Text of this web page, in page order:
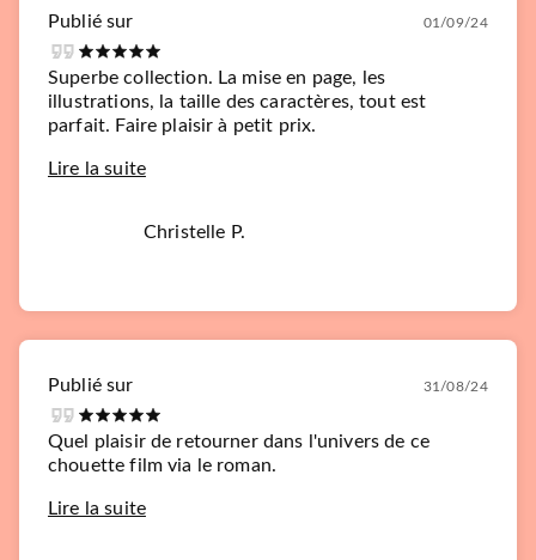
Publié sur 01/09/24
Superbe collection. La mise en page, les
illustrations, la taille des caractères, tout est
parfait. Faire plaisir à petit prix.
Lire la suite
Christelle P.
Publié sur 31/08/24
Quel plaisir de retourner dans l'univers de ce
chouette film via le roman.
Lire la suite